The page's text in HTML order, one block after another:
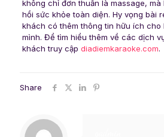
không chỉ đơn thuần là massage,
hồi sức khỏe toàn diện. Hy vọng bài
khách có thêm thông tin hữu ích
mình. Để tìm hiểu thêm về các dịch
khách truy cập diadiemkaraoke.com.
Share